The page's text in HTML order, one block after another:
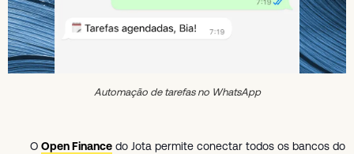
Automação de tarefas no WhatsApp
O Open Finance do Jota permite conectar todos os bancos do